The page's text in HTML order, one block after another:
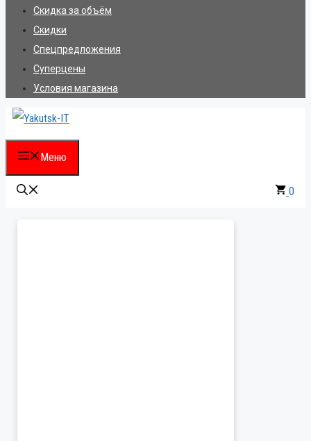
Скидка за объём
Скидки
Спецпредложения
Суперцены
Условия магазина
Меню
0